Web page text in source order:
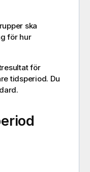
ska
för hur
för
tidsperiod. Du